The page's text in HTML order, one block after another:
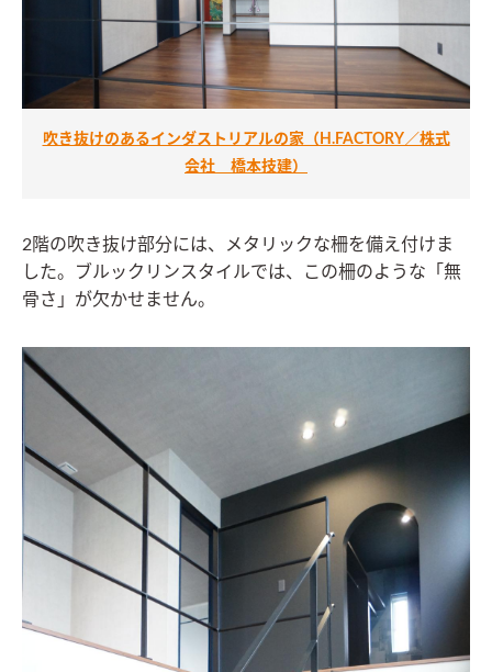
吹き抜けのあるインダストリアルの家（H.FACTORY／株式
会社 橋本技建）
2階の吹き抜け部分には、メタリックな柵を備え付けま
した。ブルックリンスタイルでは、この柵のような「無
骨さ」が欠かせません。